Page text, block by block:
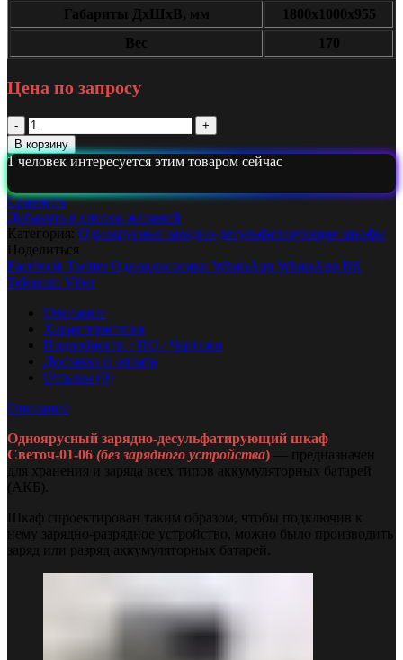
Габариты ДxШxВ, мм
1800x1000x955
Вес
170
Цена по запросу
Количество
Одноярусный
зарядно-
десульфатирующий
Светоч-01-
06
В корзину
1 человек интересуется этим товаром сейчас
Сравнить
Добавить в список желаний
Категория: Одноярусные зарядно-десульфатирующие шкафы
Поделиться
Facebook Twitter Одноклассники WhatsApp WhatsApp ВК
Telegram Viber
Описание
Характеристики
Подробности / ПО / Чертежи
Доставка и оплата
Отзывы (0)
Описание
Одноярусный зарядно-десульфатирующий шкаф
Светоч-01-06 (без зарядного устройства) — предназначен
для хранения и заряда всех типов аккумуляторных батарей
(АКБ).
Шкаф спроектирован таким образом, чтобы подключив к
нему зарядно-разрядное устройство, можно было производить
заряд или разряд аккумуляторных батарей.